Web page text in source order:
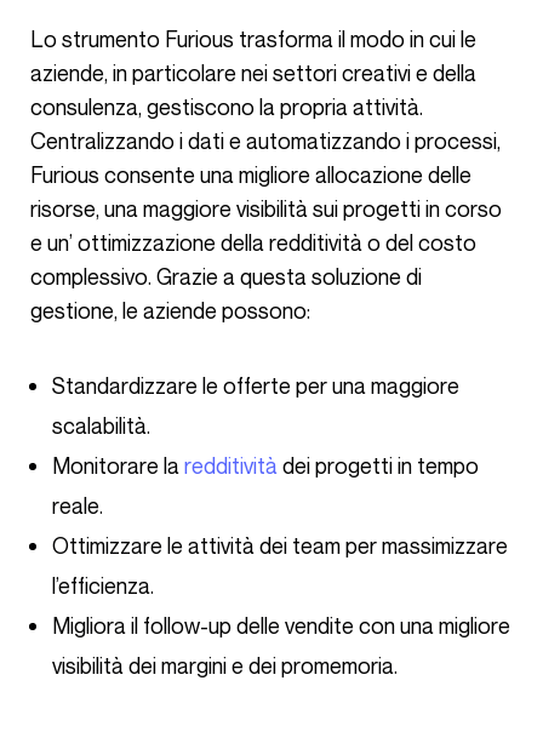
Lo strumento Furious trasforma il modo in cui le
aziende, in particolare nei settori creativi e della
consulenza, gestiscono la propria attività.
Centralizzando i dati e automatizzando i processi,
Furious consente una migliore allocazione delle
risorse, una maggiore visibilità sui progetti in corso
e un’ ottimizzazione della redditività o del costo
complessivo. Grazie a questa soluzione di
gestione, le aziende possono:
Standardizzare le offerte per una maggiore
scalabilità.
Monitorare la redditività dei progetti in tempo
reale.
Ottimizzare le attività dei team per massimizzare
l’efficienza.
Migliora il follow-up delle vendite con una migliore
visibilità dei margini e dei promemoria.